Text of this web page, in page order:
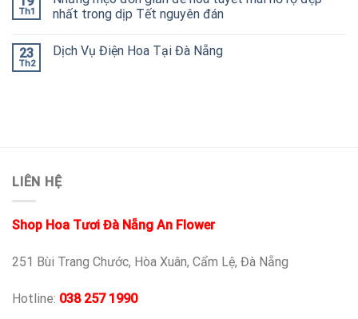
Th1
nhất trong dịp Tết nguyên đán
23
Th2
Dịch Vụ Điện Hoa Tại Đà Nẵng
LIÊN HỆ
Shop Hoa Tươi Đà Nẵng An Flower
251 Bùi Trang Chước, Hòa Xuân, Cẩm Lệ, Đà Nẵng
Hotline: 038 257 1990